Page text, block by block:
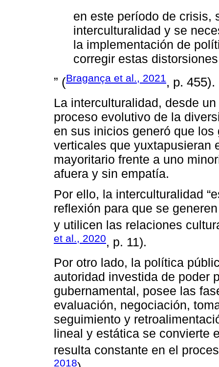
en este período de crisis,
interculturalidad y se
la implementación de
corregir estas distorsiones
” (Bragança et al., 2021, p. 455).
La interculturalidad, desde
proceso evolutivo de la
en sus inicios generó que
verticales que yuxtapusieran
mayoritario frente a uno
afuera y sin empatía.
Por ello, la interculturalidad
reflexión para que se
y utilicen las relaciones
et al., 2020, p. 11).
Por otro lado, la política
autoridad investida de poder
gubernamental, posee las
evaluación, negociación,
seguimiento y
lineal y estática se convierte
resulta constante en el
2018